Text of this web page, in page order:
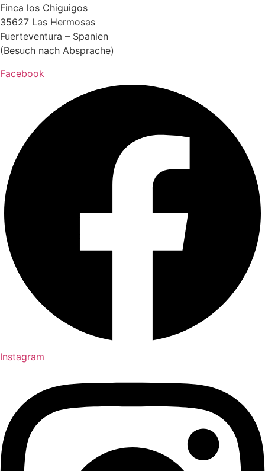
Finca los Chiguigos
35627 Las Hermosas
Fuerteventura – Spanien
(Besuch nach Absprache)
Facebook
Instagram